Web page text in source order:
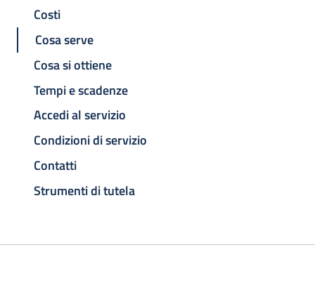
Costi
Cosa serve
Cosa si ottiene
Tempi e scadenze
Accedi al servizio
Condizioni di servizio
Contatti
Strumenti di tutela